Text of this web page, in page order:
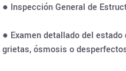
● Inspección General de
● Examen detallado del
grietas, ósmosis o